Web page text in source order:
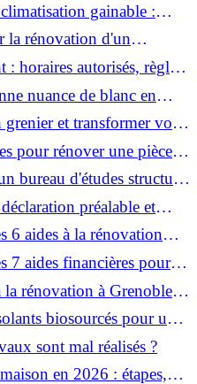
gainable :
la rénovation d'un
: horaires autorisés, règles
nuance de blanc en
?
et transformer vos
?
pour rénover une pièce
bureau d'études structure
vos rénovations ?
préalable et
vos travaux ?
6 aides à la rénovation
7 aides financières pour la
Voiron ?
rénovation à Grenoble et
CEE, aides locales
biosourcés pour une
sont mal réalisés ?
en 2026 : étapes,